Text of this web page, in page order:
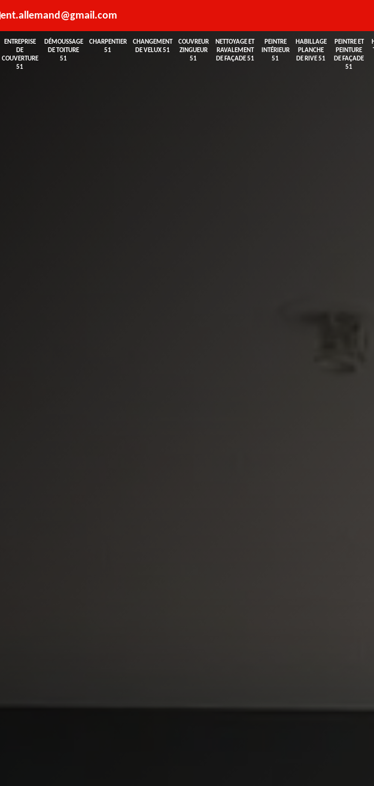
ent.allemand@gmail.com
ENTREPRISE
DE
COUVERTURE
51
DÉMOUSSAGE
DE TOITURE
51
CHARPENTIER
51
CHANGEMENT
DE VELUX 51
COUVREUR
ZINGUEUR
51
NETTOYAGE ET
RAVALEMENT
DE FAÇADE 51
PEINTRE
INTÉRIEUR
51
HABILLAGE
PLANCHE
DE RIVE 51
PEINTRE ET
PEINTURE
DE FAÇADE
51